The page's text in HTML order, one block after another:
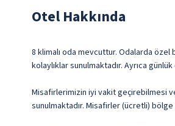
Otel Hakkında
8 klimalı oda mevcuttur. Odalarda
kolaylıklar sunulmaktadır. Ayrıca
Misafirlerimizin iyi vakit geçirebilmesi
sunulmaktadır. Misafirler (ücretli)